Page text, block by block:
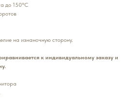
до 150°C
на изнаночную сторону.
к индивидуальному заказу и